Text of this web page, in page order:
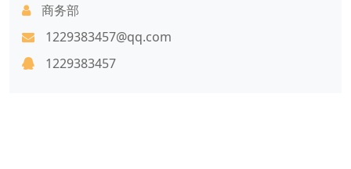
商务部
1229383457@qq.com
1229383457